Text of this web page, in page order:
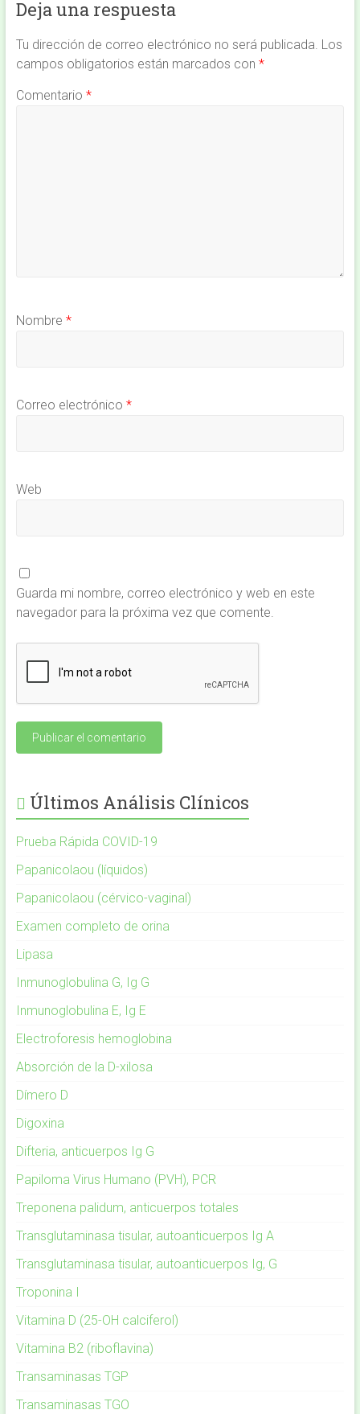
Deja una respuesta
Tu dirección de correo electrónico no será publicada. Los
campos obligatorios están marcados con *
Comentario *
Nombre *
Correo electrónico *
Web
Guarda mi nombre, correo electrónico y web en este
navegador para la próxima vez que comente.
Últimos Análisis Clínicos
Prueba Rápida COVID-19
Papanicolaou (líquidos)
Papanicolaou (cérvico-vaginal)
Examen completo de orina
Lipasa
Inmunoglobulina G, Ig G
Inmunoglobulina E, Ig E
Electroforesis hemoglobina
Absorción de la D-xilosa
Dímero D
Digoxina
Difteria, anticuerpos Ig G
Papiloma Virus Humano (PVH), PCR
Treponena palidum, anticuerpos totales
Transglutaminasa tisular, autoanticuerpos Ig A
Transglutaminasa tisular, autoanticuerpos Ig, G
Troponina I
Vitamina D (25-OH calciferol)
Vitamina B2 (riboflavina)
Transaminasas TGP
Transaminasas TGO